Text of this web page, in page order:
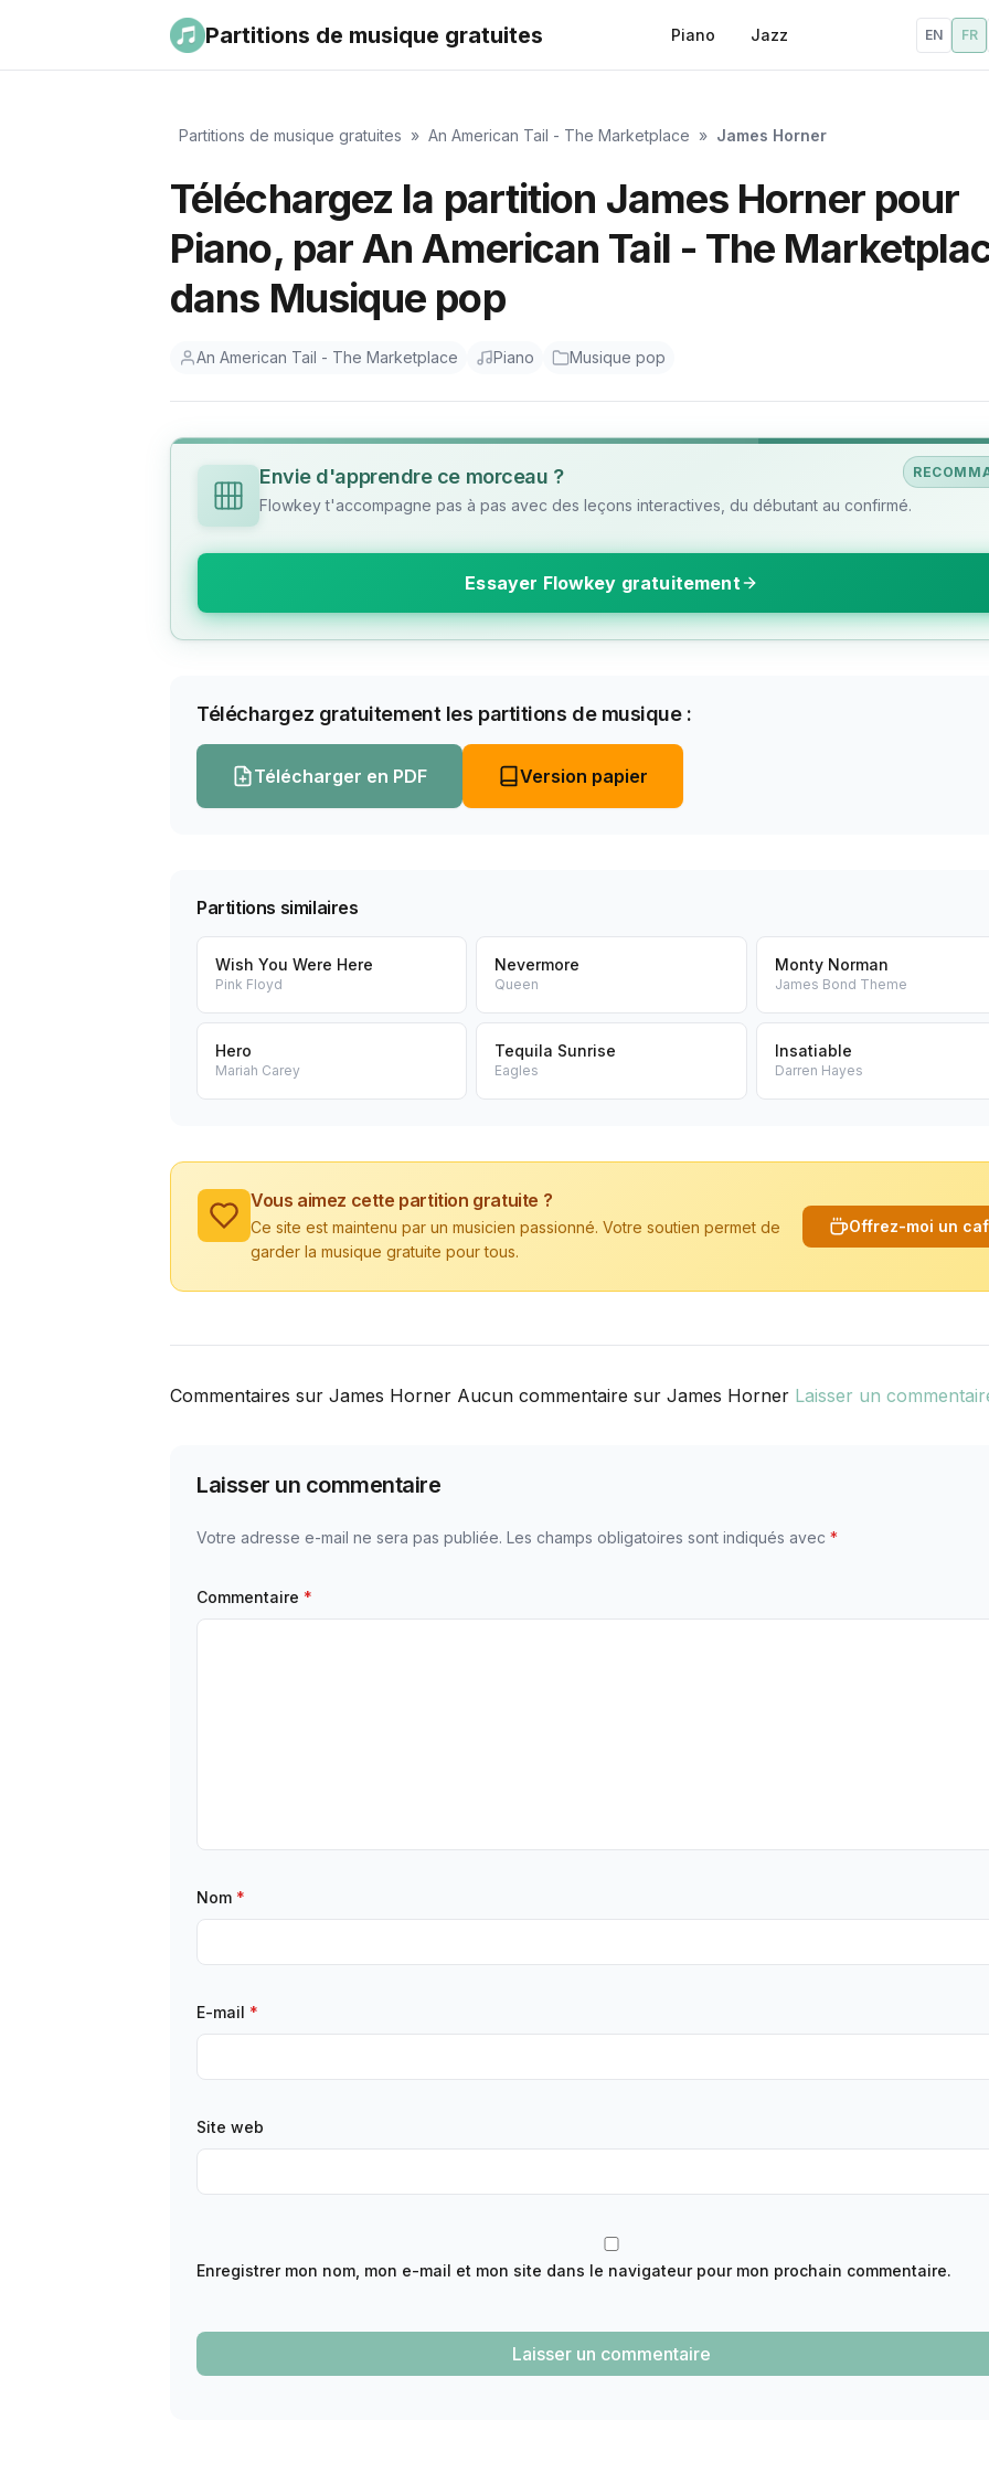
Partitions de musique gratuites Piano Jazz EN FR
Partitions de musique gratuites » An American Tail - The Marketplace » James Horner
Téléchargez la partition James Horner pour
Piano, par An American Tail - The
dans Musique pop
An American Tail - The Marketplace Piano Musique pop
Envie d'apprendre ce morceau ?
Flowkey t'accompagne pas à pas avec des leçons interactives, du débutant au confirmé.
Essayer Flowkey gratuitement
Téléchargez gratuitement les partitions de musique :
Télécharger en PDF Version papier
Partitions similaires
Wish You Were Here
Pink Floyd
Nevermore
Queen
Monty Norman
James Bond Theme
Hero
Mariah Carey
Tequila Sunrise
Eagles
Insatiable
Darren Hayes
Vous aimez cette partition gratuite ?
Ce site est maintenu par un musicien passionné. Votre soutien permet de
garder la musique gratuite pour tous.
Offrez-moi un
Commentaires sur James Horner Aucun commentaire sur James Horner Laisser un
Laisser un commentaire
Votre adresse e-mail ne sera pas publiée. Les champs obligatoires sont indiqués avec *
Commentaire *
Nom *
E-mail *
Site web
Enregistrer mon nom, mon e-mail et mon site dans le navigateur pour mon prochain commentaire.